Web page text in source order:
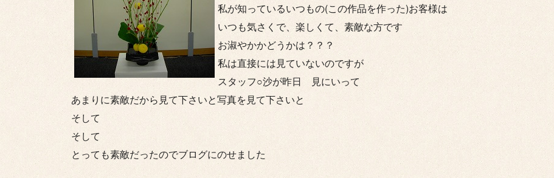
私が知っているいつもの(この作品を作った)お客様は
いつも気さくで、楽しくて、素敵な方です
お淑やかかどうかは？？？
私は直接には見ていないのですが
スタッフ○沙が昨日 見にいって
あまりに素敵だから見て下さいと写真を見て下さいと
そして
そして
とっても素敵だったのでブログにのせました